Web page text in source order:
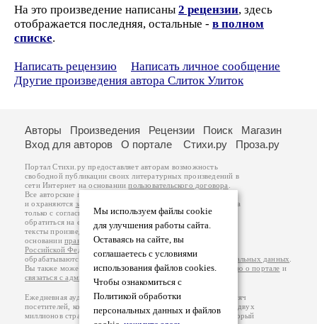
На это произведение написаны 2 рецензии, здесь
отображается последняя, остальные - в полном
списке.
Написать рецензию
Написать личное сообщение
Другие произведения автора Слиток Улиток
Мы используем файлы cookie
для улучшения работы сайта.
Оставаясь на сайте, вы
соглашаетесь с условиями
использования файлов cookies.
Чтобы ознакомиться с
Политикой обработки
персональных данных и файлов
Авторы Произведения Рецензии Поиск
Магазин
Вход для авторов
О портале Стихи.ру Проза.ру
Портал Стихи.ру предоставляет авторам возможность
свободной публикации своих литературных произведений в
сети Интернет на основаниипользовательского договора
Все авторские права на произведения принадлежат авторам
и охраняются законом
. Перепечатка произведений возможна
только с согласия его автора, к которому вы можете
обратиться на его авторской странице. Ответственность за
тексты произведений авторы несут самостоятельно на
основанииправил публикацииизаконодательства
Российской Федерации
обрабатываются на основанииПолитики обработки персональных данных
Вы также можете посмотреть более подробнуюинформацию о портале и
связаться с администрацией
Ежедневная аудитория портала Стихи.ру – порядка 200 тысяч
посетителей, которые в общей сумме просматривают более двух
миллионов страниц по данным счетчика посещаемости, который